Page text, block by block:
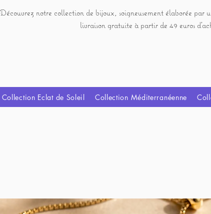
Découvrez notre collection de bijoux, soigneusement élaborée par
livraison gratuite à partir de 49 euros
Collection Eclat de Soleil Collection Méditerranéenne